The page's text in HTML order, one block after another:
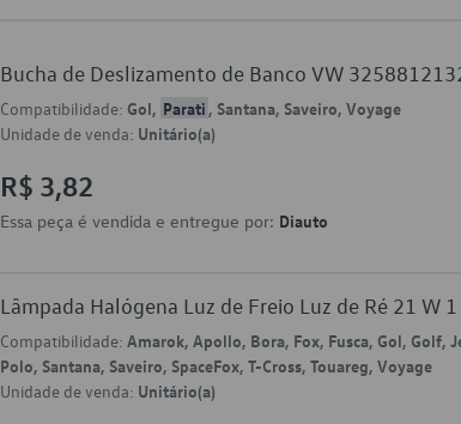
Bucha de Deslizamento de Banco VW
Compatibilidade: Gol, Parati , Santana, Saveiro, Voyage
Unidade de venda: Unitário(a)
R$ 3,82
Essa peça é vendida e entregue por: Diauto
Lâmpada Halógena Luz de Freio Luz de Ré 21 W
Compatibilidade: Amarok, Apollo, Bora, Fox, Fusca, Gol, Golf,
Polo, Santana, Saveiro, SpaceFox, T-Cross, Touareg, Voyage
Unidade de venda: Unitário(a)